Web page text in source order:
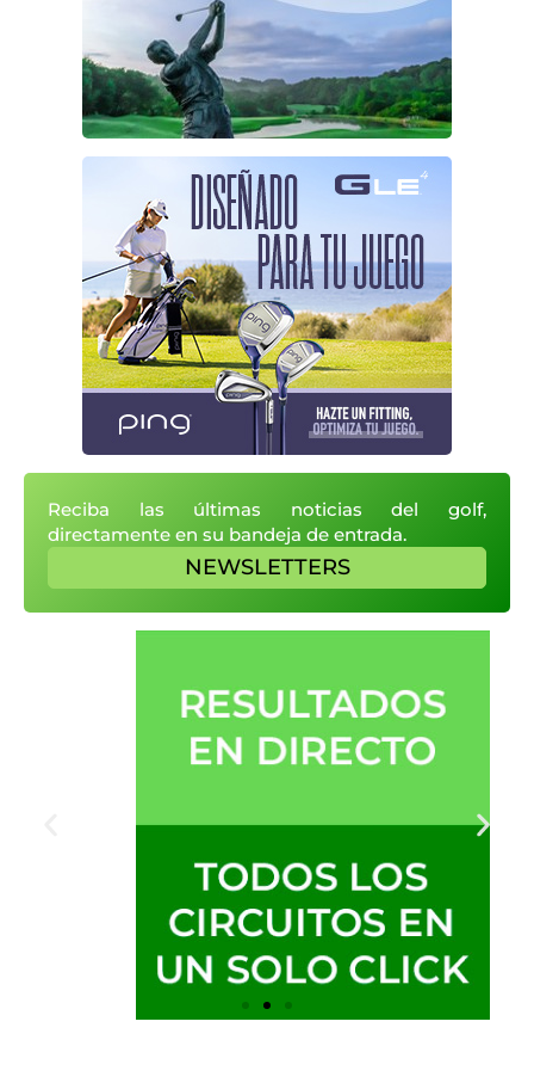
Reciba las últimas noticias del golf,
directamente en su bandeja de entrada.
NEWSLETTERS